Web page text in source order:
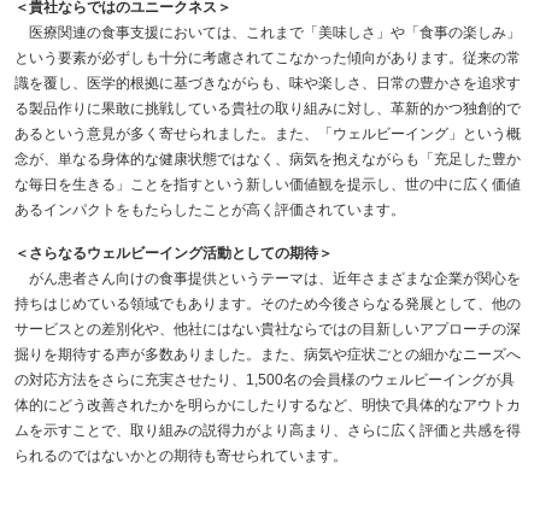
＜貴社ならではのユニークネス＞
医療関連の食事支援においては、これまで「美味しさ」や「食事の楽しみ」
という要素が必ずしも十分に考慮されてこなかった傾向があります。従来の常
識を覆し、医学的根拠に基づきながらも、味や楽しさ、日常の豊かさを追求す
る製品作りに果敢に挑戦している貴社の取り組みに対し、革新的かつ独創的で
あるという意見が多く寄せられました。また、「ウェルビーイング」という概
念が、単なる身体的な健康状態ではなく、病気を抱えながらも「充足した豊か
な毎日を生きる」ことを指すという新しい価値観を提示し、世の中に広く価値
あるインパクトをもたらしたことが高く評価されています。
＜さらなるウェルビーイング活動としての期待＞
がん患者さん向けの食事提供というテーマは、近年さまざまな企業が関心を
持ちはじめている領域でもあります。そのため今後さらなる発展として、他の
サービスとの差別化や、他社にはない貴社ならではの目新しいアプローチの深
掘りを期待する声が多数ありました。また、病気や症状ごとの細かなニーズへ
の対応方法をさらに充実させたり、1,500名の会員様のウェルビーイングが具
体的にどう改善されたかを明らかにしたりするなど、明快で具体的なアウトカ
ムを示すことで、取り組みの説得力がより高まり、さらに広く評価と共感を得
られるのではないかとの期待も寄せられています。